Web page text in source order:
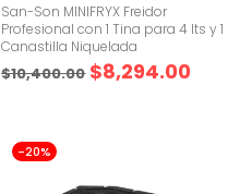
San-Son MINIFRYX Freidor
Profesional con 1 Tina para 4 lts y 1
Canastilla Niquelada
$10,400.00 $8,294.00
-20%